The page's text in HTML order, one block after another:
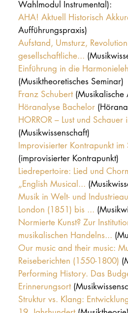
Wahlmodul Instrumental):
AHA! Aktuell Historisch
Aufführungspraxis)
Aufstand, Umsturz,
gesellschaftliche...
Einführung in die
(Musiktheoretisches Seminar)
Franz Schubert (Musikalische
Höranalyse Bachelor
HORROR – Lust und Schauer
(Musikwissenschaft)
Improvisierter Kontrapunkt im
(improvisierter Kontrapunkt)
Liedrepertoire: Lied und
„English Musical...
Musik in Welt- und
London (1851) bis ...
Normierte Kunst? Zur
musikalischen Handelns...
Our music and their music:
Reiseberichten (1550-1800)
Performing History. Das
Erinnerungsort
Struktur vs. Klang: